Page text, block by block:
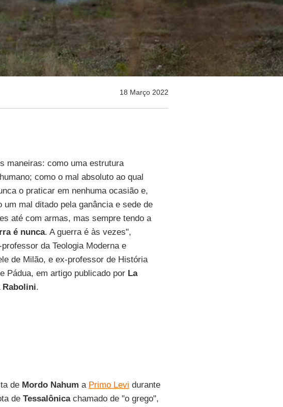
18 Março 2022
maneiras: como uma estrutura
como o mal absoluto ao qual
o praticar em nenhuma ocasião e,
mal ditado pela ganância e sede de
até com armas, mas sempre tendo a
é nunca. A guerra é às vezes",
da Teologia Moderna e
de Milão, e ex-professor de História
Pádua, em artigo publicado por La
Rabolini.
de Mordo Nahum a Primo Levi durante
de Tessalônicachamado de "o grego",